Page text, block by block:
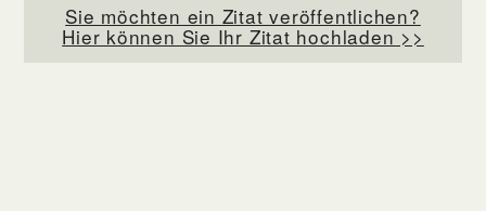
Sie möchten ein Zitat veröffentlichen?
Hier können Sie Ihr Zitat hochladen >>